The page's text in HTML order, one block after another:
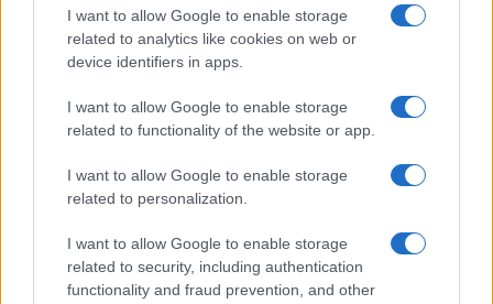
I want to allow Google to enable storage
related to analytics like cookies on web or
device identifiers in apps.
I want to allow Google to enable storage
related to functionality of the website or app.
I want to allow Google to enable storage
related to personalization.
I want to allow Google to enable storage
related to security, including authentication
functionality and fraud prevention, and other
Calangianus, dopo le polemiche il centro
accoglienza minori chiude
Olbia, divieto di sosta contro spaccio e degrado:
esplode la protesta
Pausa caffè impeccabile: come scegliere la
soluzione ideale per la casa e l’ufficio